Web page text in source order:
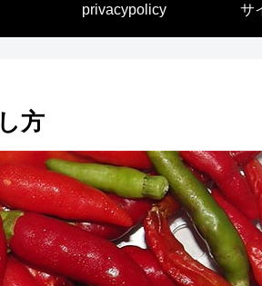
privacypolicy サ
方